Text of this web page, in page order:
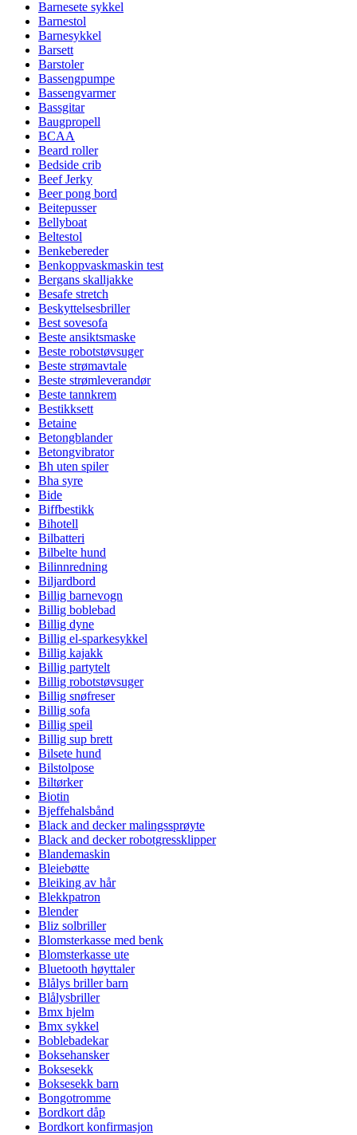
Barnesete sykkel
Barnestol
Barnesykkel
Barsett
Barstoler
Bassengpumpe
Bassengvarmer
Bassgitar
Baugpropell
BCAA
Beard roller
Bedside crib
Beef Jerky
Beer pong bord
Beitepusser
Bellyboat
Beltestol
Benkebereder
Benkoppvaskmaskin test
Bergans skalljakke
Besafe stretch
Beskyttelsesbriller
Best sovesofa
Beste ansiktsmaske
Beste robotstøvsuger
Beste strømavtale
Beste strømleverandør
Beste tannkrem
Bestikksett
Betaine
Betongblander
Betongvibrator
Bh uten spiler
Bha syre
Bide
Biffbestikk
Bihotell
Bilbatteri
Bilbelte hund
Bilinnredning
Biljardbord
Billig barnevogn
Billig boblebad
Billig dyne
Billig el-sparkesykkel
Billig kajakk
Billig partytelt
Billig robotstøvsuger
Billig snøfreser
Billig sofa
Billig speil
Billig sup brett
Bilsete hund
Bilstolpose
Biltørker
Biotin
Bjeffehalsbånd
Black and decker malingssprøyte
Black and decker robotgressklipper
Blandemaskin
Bleiebøtte
Bleiking av hår
Blekkpatron
Blender
Bliz solbriller
Blomsterkasse med benk
Blomsterkasse ute
Bluetooth høyttaler
Blålys briller barn
Blålysbriller
Bmx hjelm
Bmx sykkel
Boblebadekar
Boksehansker
Boksesekk
Boksesekk barn
Bongotromme
Bordkort dåp
Bordkort konfirmasjon